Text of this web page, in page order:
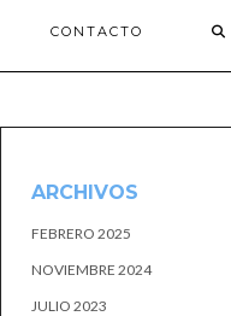
CONTACTO
ARCHIVOS
FEBRERO 2025
NOVIEMBRE 2024
JULIO 2023